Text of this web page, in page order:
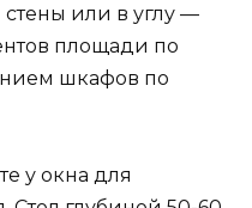
или в углу —
площади по
шкафов по
у окна для